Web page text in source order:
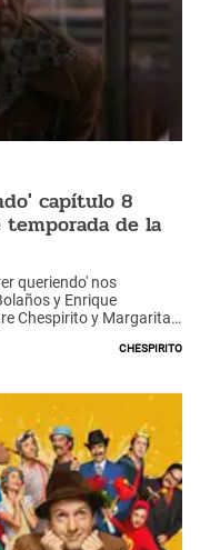
capítulo 8
temporada de la
queriendo' nos
y Enrique
Chespirito y Margarita
Chespirito